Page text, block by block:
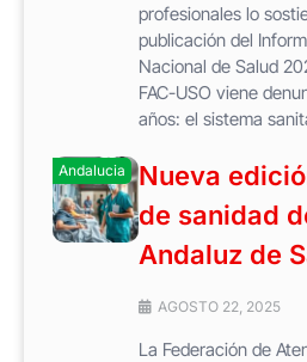
profesionales lo
publicación del
Nacional de Salud
FAC-USO viene
años: el sistema
Andalucia
Nueva
de sanidad
Andaluz de
AGOSTO 22, 2025
La Federación de